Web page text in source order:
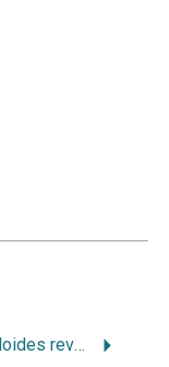
Hidrocoloides reversibles